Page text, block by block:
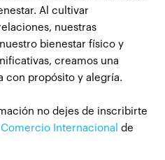
Al cultivar
nuestras
bienestar físico y
creamos una
con propósito y alegría.
no dejes de inscribirte
Internacional de